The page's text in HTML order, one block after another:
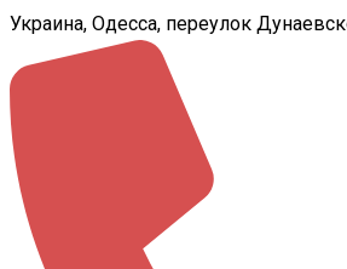
Украина, Одесса, переулок